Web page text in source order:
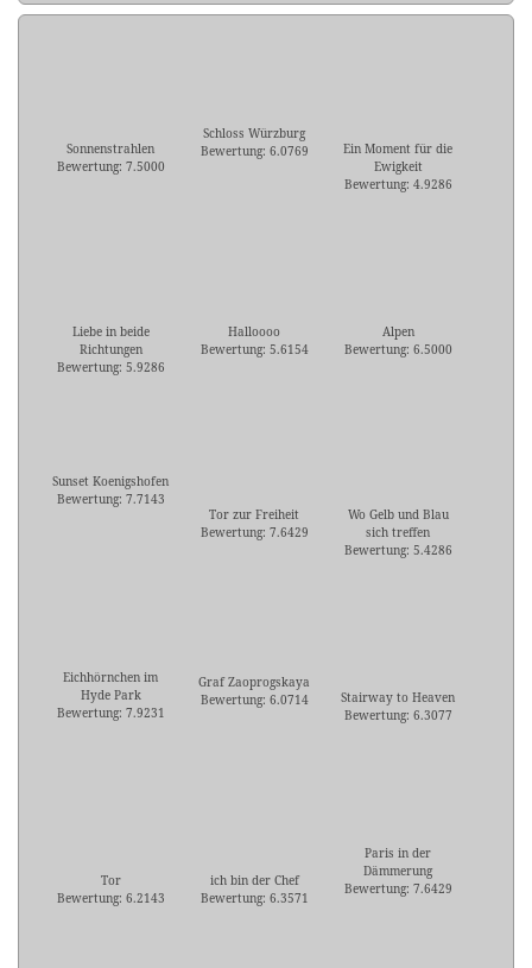
Sonnenstrahlen
Bewertung: 7.5000
Schloss Würzburg
Bewertung: 6.0769
Ein Moment für die
Ewigkeit
Bewertung: 4.9286
Liebe in beide
Richtungen
Bewertung: 5.9286
Halloooo
Bewertung: 5.6154
Alpen
Bewertung: 6.5000
Sunset Koenigshofen
Bewertung: 7.7143
Tor zur Freiheit
Bewertung: 7.6429
Wo Gelb und Blau
sich treffen
Bewertung: 5.4286
Eichhörnchen im
Hyde Park
Bewertung: 7.9231
Graf Zaoprogskaya
Bewertung: 6.0714
Stairway to Heaven
Bewertung: 6.3077
Tor
Bewertung: 6.2143
ich bin der Chef
Bewertung: 6.3571
Paris in der
Dämmerung
Bewertung: 7.6429